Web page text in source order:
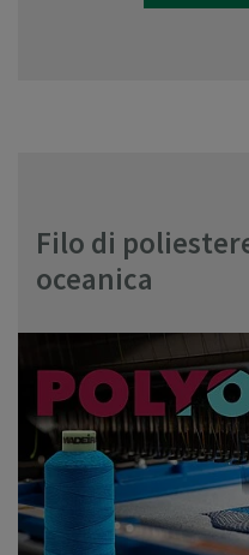
Filo di
oceanica